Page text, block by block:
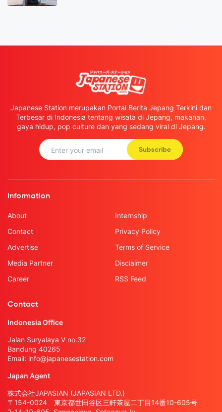
Japanese Station merupakan Portal Berita Jepang Terkini dan
Terbesar di Indonesia tentang wisata di Jepang, makanan,
gaya hidup, pop culture dan yang sedang viral di Jepang.
Subscribe
Information
About
Contact
Advertise
Media Partner
Career
Internship
Privacy Policy
Terms of Service
Disclaimer
RSS Feed
Contact
Indonesia Office
Jalan Suryalaya V no.32
Bandung 40265
Email: info@japanesestation.com
Japan Agent
株式会社JAPASIAN (JAPASIAN LTD.)
〒154-0024 東京都世田谷区三軒茶屋二丁目14番10-605号